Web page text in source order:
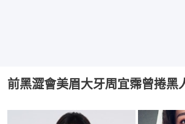
前黑澀會美眉大牙周宜霈曾捲黑